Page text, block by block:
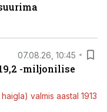
07.08.26, 10:45
-miljonilise
valmis aastal 1913